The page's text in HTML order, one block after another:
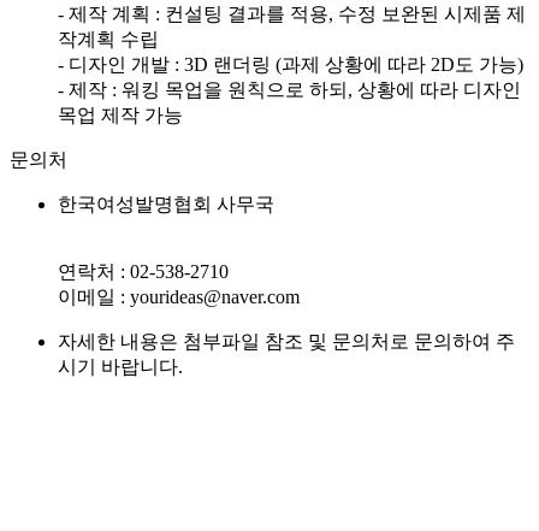
- 제작 계획 : 컨설팅 결과를 적용, 수정 보완된 시제품 제
작계획 수립
- 디자인 개발 : 3D 랜더링 (과제 상황에 따라 2D도 가능)
- 제작 : 워킹 목업을 원칙으로 하되, 상황에 따라 디자인
목업 제작 가능
문의처
한국여성발명협회 사무국
연락처 : 02-538-2710
이메일 : yourideas@naver.com
자세한 내용은 첨부파일 참조 및 문의처로 문의하여 주
시기 바랍니다.